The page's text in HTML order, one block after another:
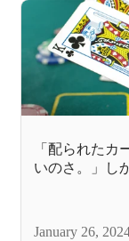
「配られたカ
いのさ。」し
音を聞くこと
January 26,